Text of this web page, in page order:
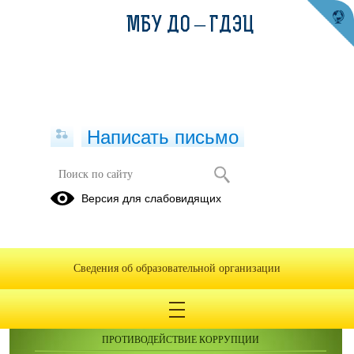
2019
ОБРАЩЕНИЯ ГРАЖДАН
ПРОТИВОДЕЙСТВИЕ КОРРУПЦИИ
МБУ ДО – ГДЭЦ
Написать письмо
Версия для слабовидящих
Сведения об образовательной организации